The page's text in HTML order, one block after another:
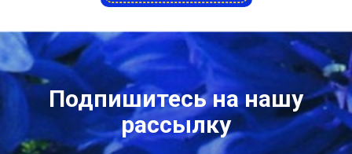
Подпишитесь на нашу
рассылку